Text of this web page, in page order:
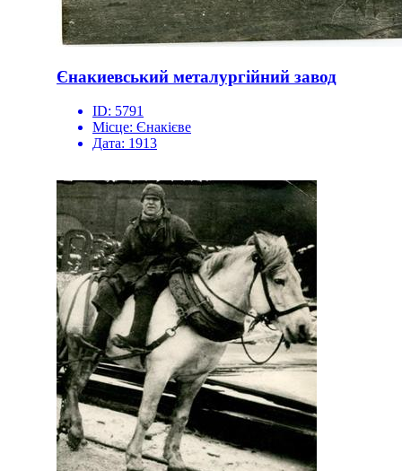
Єнакиевський металургійний завод
ID: 5791
Місце: Єнакієве
Дата: 1913